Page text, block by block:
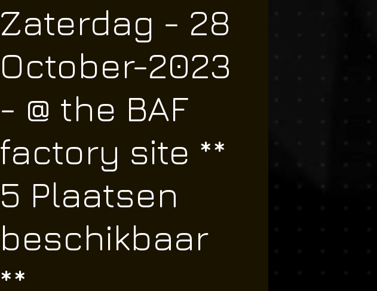
Zaterdag - 28
October-2023
- @ the BAF
factory site **
5 Plaatsen
beschikbaar
**